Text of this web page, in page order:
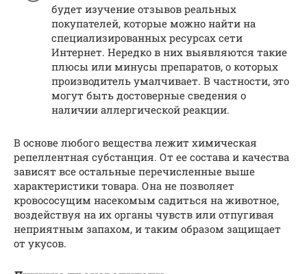
будет изучение отзывов реальных
покупателей, которые можно найти на
специализированных ресурсах сети
Интернет. Нередко в них выявляются такие
плюсы или минусы препаратов, о которых
производитель умалчивает. В частности, это
могут быть достоверные сведения о
наличии аллергической реакции.
В основе любого вещества лежит химическая
репеллентная субстанция. От ее состава и качества
зависят все остальные перечисленные выше
характеристики товара. Она не позволяет
кровососущим насекомым садиться на животное,
воздействуя на их органы чувств или отпугивая
неприятным запахом, и таким образом защищает
от укусов.